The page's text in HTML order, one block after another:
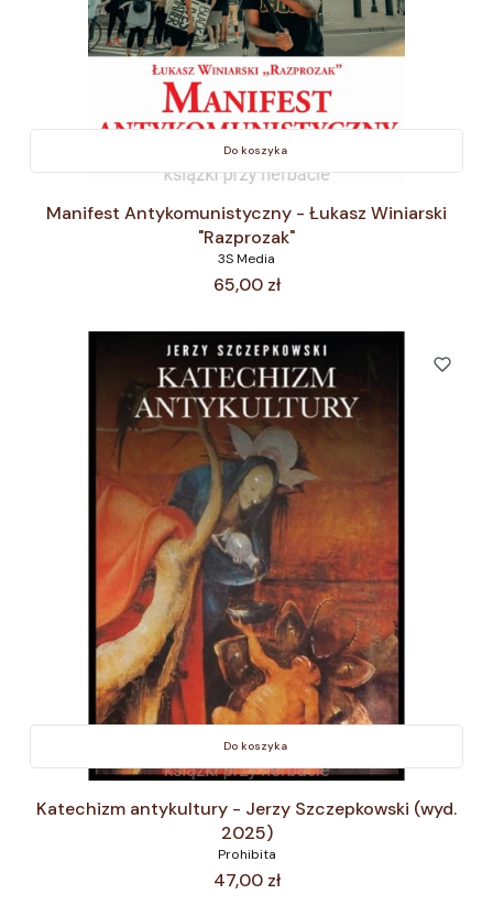
Do koszyka
Manifest Antykomunistyczny - Łukasz Winiarski
"Razprozak"
3S Media
Cena
65,00 zł
Do koszyka
Katechizm antykultury - Jerzy Szczepkowski (wyd.
2025)
Prohibita
Cena
47,00 zł